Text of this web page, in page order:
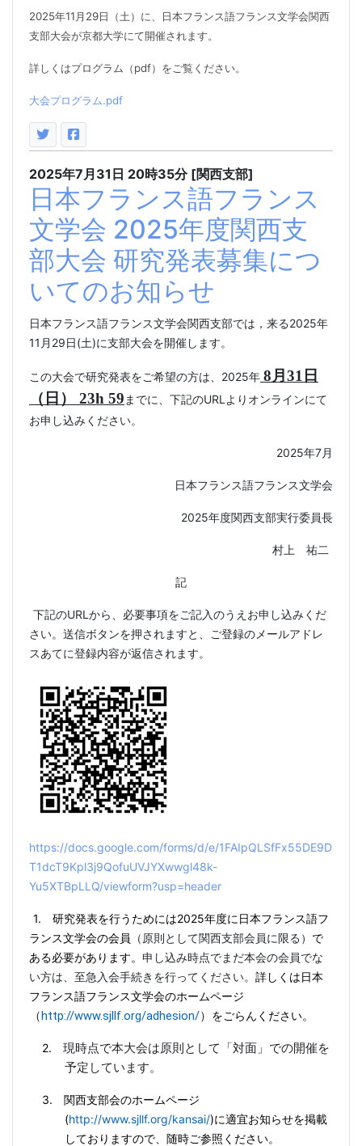
2025年11 月 29日（土）に、日本フランス語フランス文学会関西
支部大会が京都大学にて開催されます。
詳しくはプログラム（pdf）をご覧ください。
大会プログラム.pdf
2025年7月31日 20時35分 [関西支部]
日本フランス語フランス
文学会 2025年度関西支
部大会 研究発表募集につ
いてのお知らせ
日本フランス語フランス文学会関西支部では，来る2025年
11 月 29日(土)に支部大会を開催します。
この大会で研究発表をご希望の方は、 2025年 8月 31 日
（日）
23h 59 までに、下記のURL よりオンラインにて
お申し込みください。
2025年7月
日本フランス語フランス文学会
2025年度関西支部実行委員長
村上 祐二
記
下記のURL から、必要事項をご記入のうえお申し込みくだ
さい。送信ボタンを押されますと、ご登録のメールアドレ
スあてに登録内容が返信されます。
https://docs.google.com/forms/d/e/1FAIpQLSfFx55DE9D
T1dcT9Kpl3j9QofuUVJYXwwgl48k-
Yu5XTBpLLQ/viewform?usp=header
1. 研究発表を行うためには2025年度に日本フランス語フ
ランス文学会の会員
（原則として関西支部会員に限る） で
ある必要があります。 申し込み時点でまだ本会の会員でな
い方は、至急入会手続きを行ってください。 詳しくは日本
フランス語フランス文学会のホームページ
（http://www.sjllf.org/adhesion/） をごらんください。
2. 現時点で本大会は原則として
「対面」での開催を
予定しています。
3.
関西支部会のホームページ
(http://www.sjllf.org/kansai/)に適宜お知らせを掲載
しておりますので、随時ご参照ください。